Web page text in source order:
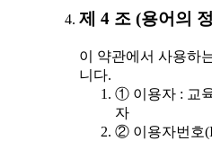
제 4 조 (용어의
이 약관에서 사용하
니다.
① 이용자 : 교
자
② 이용자번호